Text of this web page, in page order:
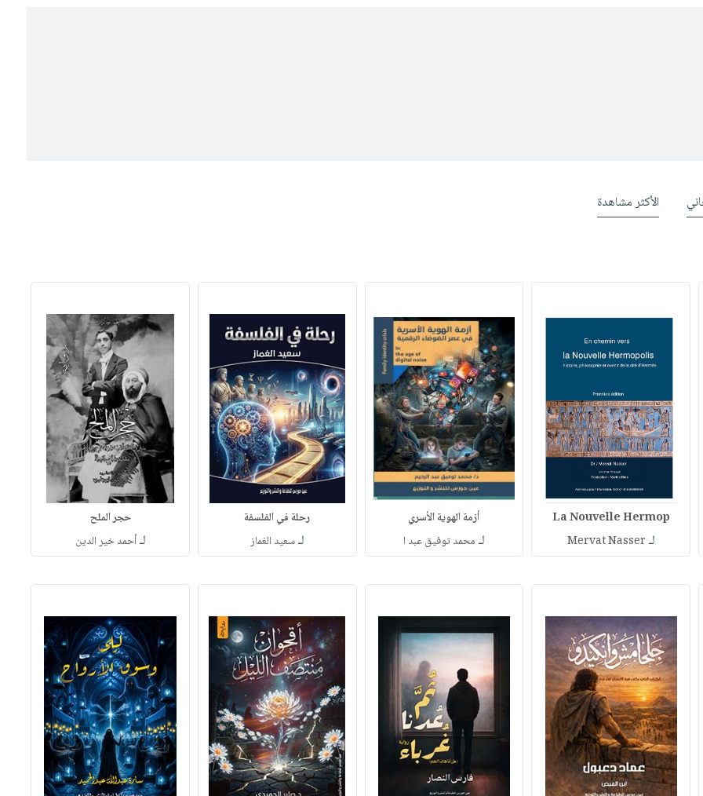
الأكثر مشاهدة
La Nouvelle Hermop
لـ Mervat Nasser
أزمة الهوية الأسري
لـ محمد توفيق عبد ا
رحلة في الفلسفة
لـسعيد الغماز
حجر الملح
لـأحمد خير الدين